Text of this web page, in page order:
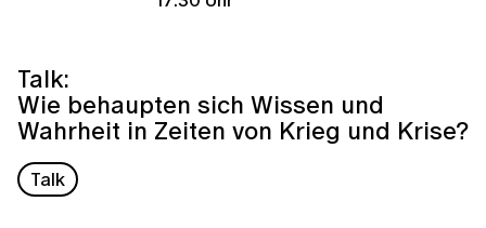
Talk:
Wie behaupten sich Wissen und
Wahrheit in Zeiten von Krieg und Krise?
Talk